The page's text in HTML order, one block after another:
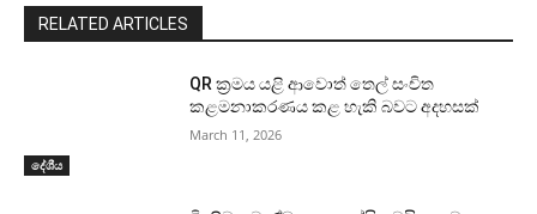
RELATED ARTICLES
දේශීය
QR ක්‍රමය යළි ආවොත් තෙල් සංචිත
කළමනාකරණය කළ හැකි බවට අදහසක්
March 11, 2026